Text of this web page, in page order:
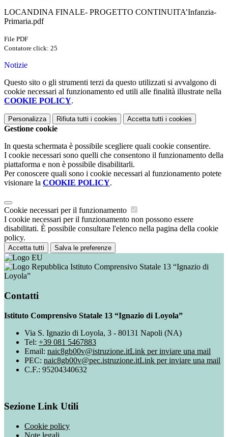
LOCANDINA FINALE- PROGETTO CONTINUITA’Infanzia-
Primaria.pdf
File PDF
Contatore click: 25
Notizie
Questo sito o gli strumenti terzi da questo utilizzati si avvalgono di
cookie necessari al funzionamento ed utili alle finalità illustrate nella
COOKIE POLICY.
Personalizza Rifiuta tutti i cookies Accetta tutti i cookies
Gestione cookie
In questa schermata è possibile scegliere quali cookie consentire.
I cookie necessari sono quelli che consentono il funzionamento della
piattaforma e non è possibile disabilitarli.
Per conoscere quali sono i cookie necessari al funzionamento potete
visionare la COOKIE POLICY.
Cookie necessari per il funzionamento
I cookie necessari per il funzionamento non possono essere
disabilitati. È possibile consultare l'elenco nella pagina della cookie
policy.
Accetta tutti Salva le preferenze
Istituto Comprensivo Statale 13 “Ignazio di
Loyola”
Contatti
Istituto Comprensivo Statale 13 “Ignazio di Loyola”
Via S. Ignazio di Loyola, 3 - 80131 Napoli (NA)
Tel: +39 081 5467883
Email: naic8gb00v@istruzione.itLink per inviare una mail
PEC: naic8gb00v@pec.istruzione.itLink per inviare una mail
C.F.: 95204340632
Sezione Link Utili
Cookie policy
Note legali